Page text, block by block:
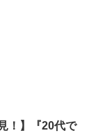
！】『20代で